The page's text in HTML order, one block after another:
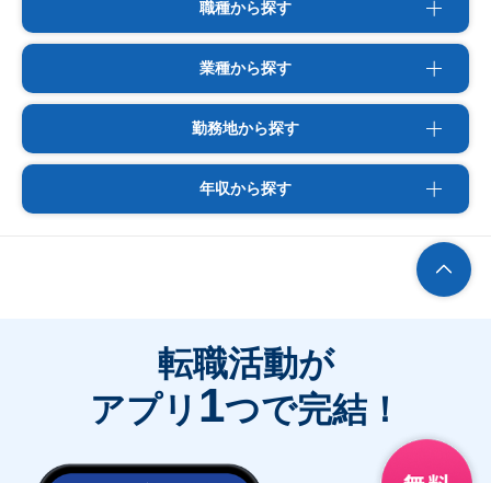
職種から探す
業種から探す
勤務地から探す
年収から探す
転職活動が
アプリ 1つで完結！